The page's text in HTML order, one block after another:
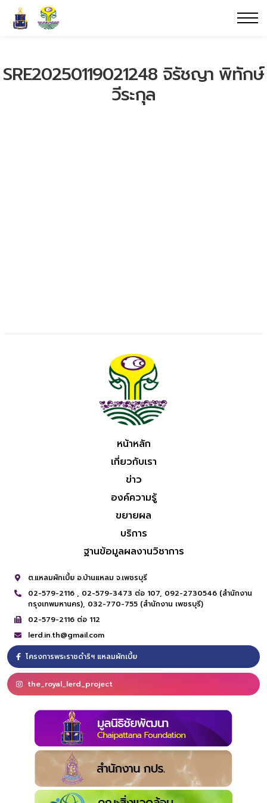
SRE20250119021248 จิรัชญา พิทักษ์
วีระกุล
หน้าหลัก
เกี่ยวกับเรา
ข่าว
องค์ความรู้
ขยายผล
บริการ
ฐานข้อมูลผลงานวิชาการ
ต.แหลมผักเบี้ย อ.บ้านแหลม จ.เพชรบุรี
02-579-2116 , 02-579-3473 ต่อ 107, 092-2730546 (สำนักงาน
กรุงเทพมหานคร), 032-770-755 (สำนักงาน เพชรบุรี)
02-579-2116 ต่อ 112
lerd.in.th@gmail.com
โครงการพระราชดำริฯ แหลมผักเบี้ย
the_royal_lerd_project